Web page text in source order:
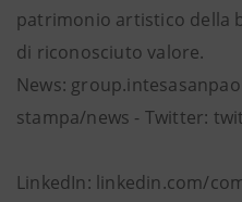
patrimonio artistico della
di riconosciuto valore.
News:
stampa/news - Twitter:
LinkedIn: linkedin.com/